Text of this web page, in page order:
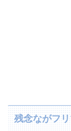
残念ながフ